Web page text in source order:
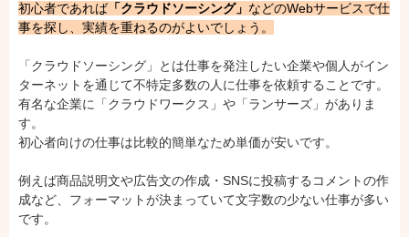
初心者であれば「クラウドソーシング」 などのWebサービスで仕
事を探し、実績を重ねるのがよいでしょう。
「クラウドソーシング」とは仕事を発注したい企業や個人がイン
ターネットを通じて不特定多数の人に仕事を依頼することです。
有名な企業に「クラウドワークス」や「ランサーズ」がありま
す。
初心者向けの仕事は比較的簡単なため単価が安いです。
例えば商品説明文や広告文の作成・SNSに投稿するコメントの作
成など、フォーマットが決まっていて文字数の少ない仕事が多い
です。